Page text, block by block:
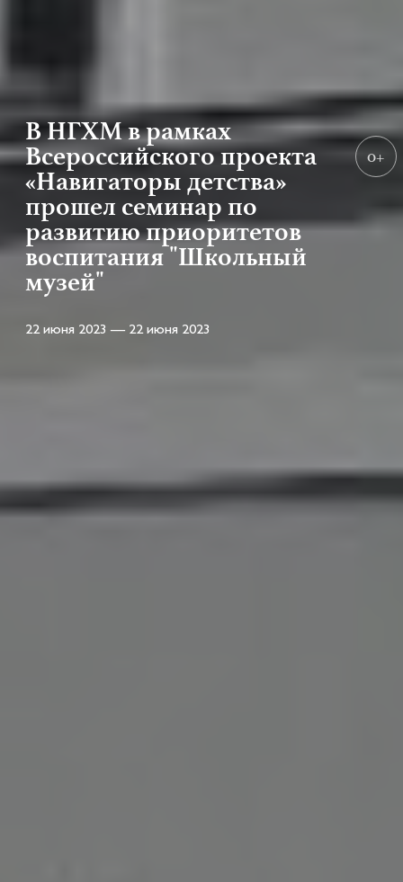
В НГХМ в рамках
Всероссийского проекта
«Навигаторы детства»
прошел семинар по
развитию приоритетов
воспитания "Школьный
музей"
22 июня 2023 — 22 июня 2023
0+